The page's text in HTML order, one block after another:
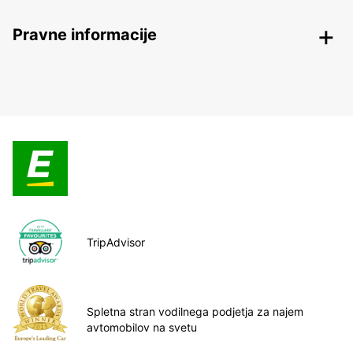
Pravne informacije
TripAdvisor
Spletna stran vodilnega podjetja za najem
avtomobilov na svetu